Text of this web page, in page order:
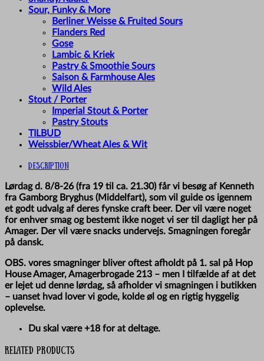
Sour, Funky & More
Berliner Weisse & Fruited Sours
Flanders Red
Gose
Lambic & Kriek
Pastry & Smoothie Sours
Saison & Farmhouse Ales
Wild Ales
Stout / Porter
Imperial Stout & Porter
Pastry Stouts
TILBUD
Weissbier/Wheat Ales & Wit
Description
Lørdag d. 8/8-26 (fra 19 til ca. 21.30) får vi besøg af Kenneth
fra Gamborg Bryghus (Middelfart), som vil guide os igennem
et godt udvalg af deres fynske craft beer. Der vil være noget
for enhver smag og bestemt ikke noget vi ser til dagligt her på
Amager. Der vil være snacks undervejs. Smagningen foregår
på dansk.
OBS. vores smagninger bliver oftest afholdt på 1. sal på Hop
House Amager, Amagerbrogade 213 – men I tilfælde af at det
er lejet ud denne lørdag, så afholder vi smagningen i butikken
– uanset hvad lover vi gode, kolde øl og en rigtig hyggelig
oplevelse.
Du skal være +18 for at deltage.
Related products